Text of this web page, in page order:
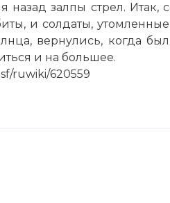
назад залпы стрел. Итак, с
и солдаты, утомленные
вернулись, когда был
и на большее.
ruwiki/620559